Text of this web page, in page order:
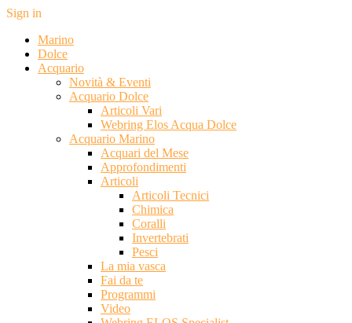
Sign in
Marino
Dolce
Acquario
Novità & Eventi
Acquario Dolce
Articoli Vari
Webring Elos Acqua Dolce
Acquario Marino
Acquari del Mese
Approfondimenti
Articoli
Articoli Tecnici
Chimica
Coralli
Invertebrati
Pesci
La mia vasca
Fai da te
Programmi
Video